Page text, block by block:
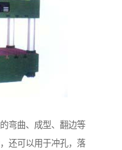
弯曲、成型、翻边等
还可以用于冲孔，落